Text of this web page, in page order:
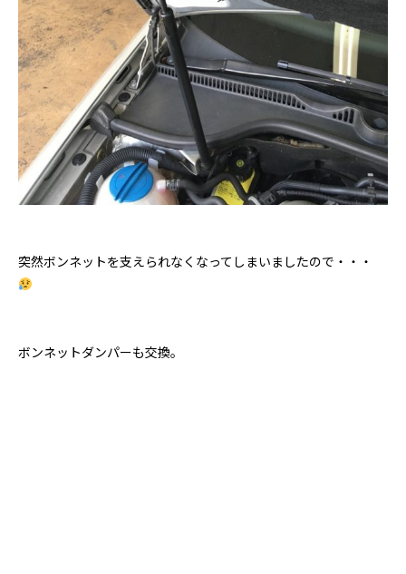
突然ボンネットを支えられなくなってしまいましたので・・・
ボンネットダンパーも交換。